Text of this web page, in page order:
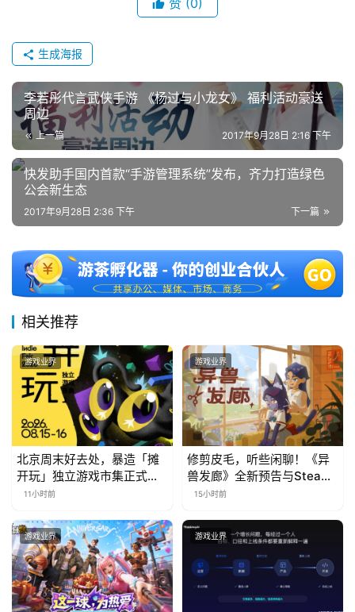
赞 (0)
生成海报
李若彤代言武侠手游 《杨过与小龙女》 福利活动豪送
周边
上一篇 2017年9月28日 2:16 下午
快发助手国内首款“手游管理系统”发布，齐力打造绿色
公会新生态
下一篇
2017年9月28日 2:36 下午
相关推荐
游戏业界
北京周末好去处，暴造「摊
开玩」独立游戏市集正式开
票！
11小时前
游戏业界
修剪皮毛，听些闲聊！《异
兽发廊》全新预告与Steam
免费试玩公开
15小时前
游戏业界 游戏业界